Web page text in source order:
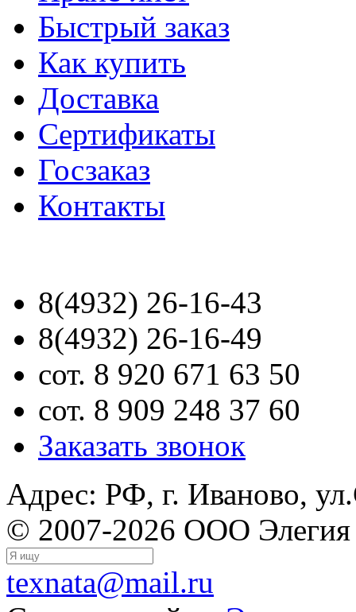
Быстрый заказ
Как купить
Доставка
Сертификаты
Госзаказ
Контакты
8(4932) 26-16-43
8(4932) 26-16-49
сот. 8 920 671 63 50
сот. 8 909 248 37 60
Заказать звонок
Адрес: РФ, г. Иваново,
© 2007-2026 ООО Элегия
texnata@mail.ru